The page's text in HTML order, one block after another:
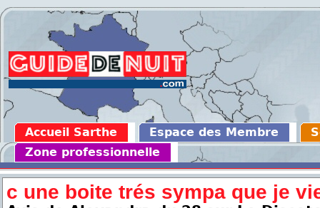
Accueil Sarthe Espace des Membre
Zone professionnelle
c une boite trés sympa que je